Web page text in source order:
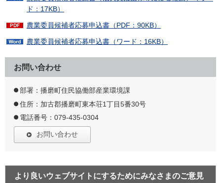
ド：17KB）
農業委員候補者応募申込書（PDF：90KB）
農業委員候補者応募申込書（ワード：16KB）
お問い合わせ
部署：播磨町住民協働部産業環境課
住所：加古郡播磨町東本荘1丁目5番30号
電話番号：079-435-0304
お問い合わせ
より良いウェブサイトにするためにみなさまのご意見